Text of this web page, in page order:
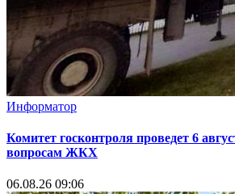
Информатор
Комитет госконтроля проведет 6
вопросам ЖКХ
06.08.26 09:06